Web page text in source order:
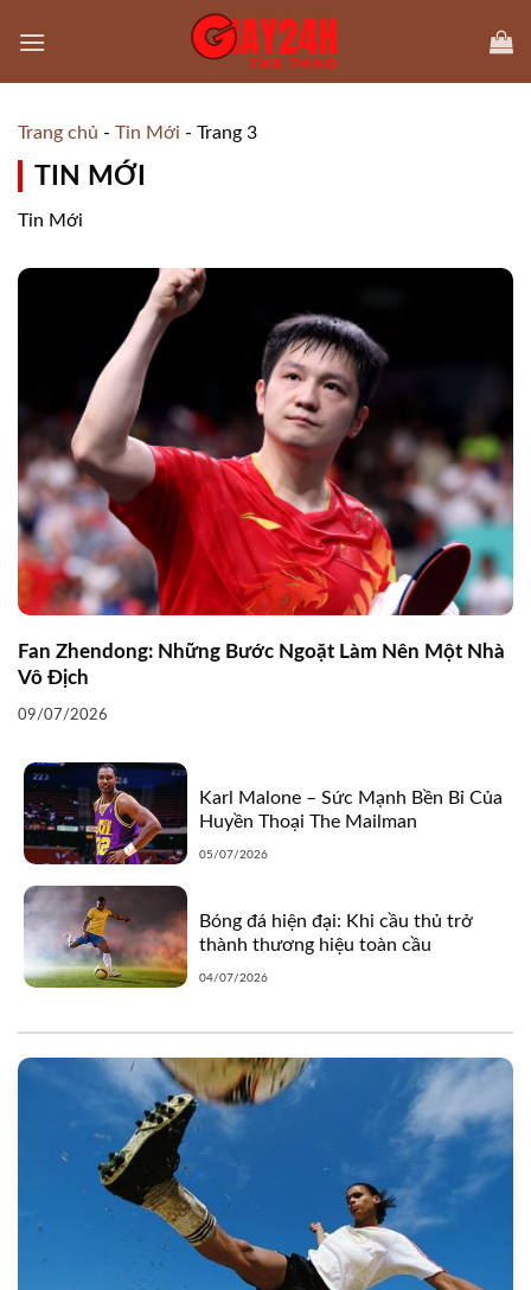
Trang chủ - Tin Mới - Trang 3
TIN MỚI
Tin Mới
Fan Zhendong: Những Bước Ngoặt Làm Nên Một Nhà
Vô Địch
09/07/2026
Karl Malone – Sức Mạnh Bền Bỉ Của
Huyền Thoại The Mailman
05/07/2026
Bóng đá hiện đại: Khi cầu thủ trở
thành thương hiệu toàn cầu
04/07/2026